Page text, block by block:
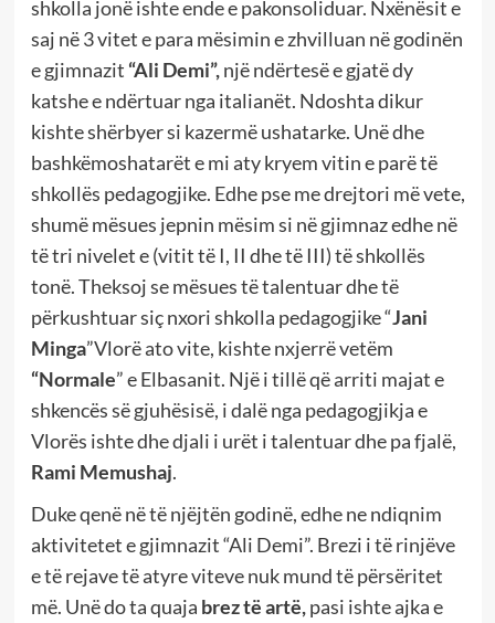
shkolla jonë ishte ende e pakonsoliduar. Nxënësit e
saj në 3 vitet e para mësimin e zhvilluan në godinën
e gjimnazit “Ali Demi”,një ndërtesë e gjatë dy
katshe e ndërtuar nga italianët. Ndoshta dikur
kishte shërbyer si kazermë ushatarke. Unë dhe
bashkëmoshatarët e mi aty kryem vitin e parë të
shkollës pedagogjike. Edhe pse me drejtori më vete,
shumë mësues jepnin mësim si në gjimnaz edhe në
të tri nivelet e (vitit të I, II dhe të III) të shkollës
tonë. Theksoj se mësues të talentuar dhe të
përkushtuar siç nxori shkolla pedagogjike “Jani
Minga”Vlorë ato vite, kishte nxjerrë vetëm
“Normale” e Elbasanit. Një i tillë që arriti majat e
shkencës së gjuhësisë, i dalë nga pedagogjikja e
Vlorës ishte dhe djali i urët i talentuar dhe pa fjalë,
Rami Memushaj.
Duke qenë në të njëjtën godinë, edhe ne ndiqnim
aktivitetet e gjimnazit “Ali Demi”. Brezi i të rinjëve
e të rejave të atyre viteve nuk mund të përsëritet
më. Unë do ta quaja brez të artë,pasi ishte ajka e